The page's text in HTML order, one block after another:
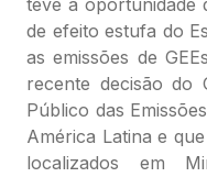
teve a oportunidade
de efeito estufa do
as emissões de
recente decisão do
Público das
América Latina e
localizados em